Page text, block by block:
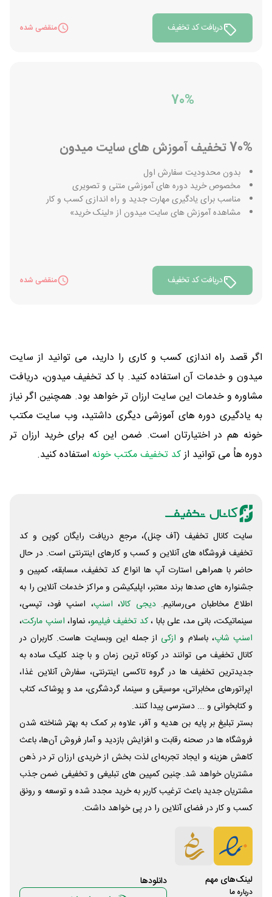
دریافت کد تخفیف منقضی شده
70%
70% تخفیف آموزش های سایت میدون
بدون محدودیت سفارش اول
مخصوص خرید دوره های آموزشی متنی و تصویری
مناسب برای یادگیری مهارت جدید و راه اندازی کسب و کار
مشاهده آموزش های سایت میدون از «لینک خرید»
دریافت کد تخفیف منقضی شده
اگر قصد راه اندازی کسب و کاری را دارید، می توانید از سایت
میدون و خدمات آن استفاده کنید. با کد تخفیف میدون، دریافت
مشاوره و خدمات این سایت ارزان تر خواهد بود. همچنین اگر نیاز
به یادگیری دوره های آموزشی دیگری داشتید، وب سایت مکتب
خونه هم در اختیارتان است. ضمن این که برای خرید ارزان تر
دوره هاُ می توانید ازکد تخفیف مکتب خونه استفاده کنید.
سایت کانال تخفیف (آف چنل)، مرجع دریافت رایگان کوپن و کد
تخفیف فروشگاه های آنلاین و کسب و‌ کارهای اینترنتی است. در حال
حاضر با همراهی استارت آپ ها انواع کد تخفیف، مسابقه، کمپین و
جشنواره های صدها برند معتبر، اپلیکیشن و مراکز خدمات آنلاین را به
اطلاع مخاطبان می‌رسانیم. دیجی کالا، اسنپ، اسنپ فود، تپسی،
سینماتیکت، بانی مد، علی‌ بابا ،کد تخفیف فیلیمو، نماوا، اسنپ مارکت،
اسنپ شاپ، باسلام و ازکی از جمله این وبسایت ‌هاست. کاربران در
کانال تخفیف می توانند در کوتاه ترین زمان و با چند کلیک ساده به
جدیدترین تخفیف ها در گروه تاکسی اینترنتی، سفارش آنلاین غذا،
اپراتورهای مخابراتی، موسیقی و سینما، گردشگری، مد و پوشاک، کتاب
و کتابخوانی و ... دسترسی پیدا کنند.
بستر تبلیغ بر پایه بن هدیه و آفر، علاوه بر کمک به بهتر شناخته شدن
فروشگاه ها در صحنه رقابت و افزایش بازدید و آمار فروش آن‌ها، باعث
کاهش هزینه و ایجاد تجربه‌ای لذت بخش از خریدی ارزان تر در ذهن
مشتریان خواهد شد. چنین کمپین های تبلیغی و تخفیفی ضمن جذب
مشتریان جدید باعث ترغیب کاربر به خرید مجدد شده و توسعه و رونق
کسب و کار در فضای آنلاین را در پی خواهد داشت.
لینک‌های مهم
درباره ما
دانلود‌ها